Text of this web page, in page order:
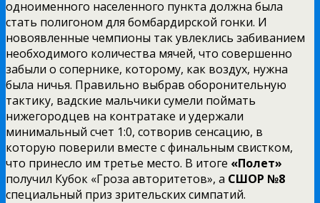
одноименного населенного пункта должна была
стать полигоном для бомбардирской гонки. И
новоявленные чемпионы так увлеклись забиванием
необходимого количества мячей, что совершенно
забыли о сопернике, которому, как воздух, нужна
была ничья. Правильно выбрав оборонительную
тактику, вадские мальчики сумели поймать
нижегородцев на контратаке и удержали
минимальный счет 1:0, сотворив сенсацию, в
которую поверили вместе с финальным свистком,
что принесло им третье место. В итоге «Полет»
получил Кубок «Гроза авторитетов», а СШОР №8
специальный приз зрительских симпатий.